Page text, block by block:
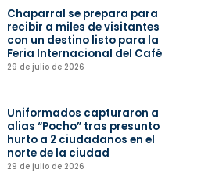
Chaparral se prepara para
recibir a miles de visitantes
con un destino listo para la
Feria Internacional del Café
29 de julio de 2026
Uniformados capturaron a
alias “Pocho” tras presunto
hurto a 2 ciudadanos en el
norte de la ciudad
29 de julio de 2026